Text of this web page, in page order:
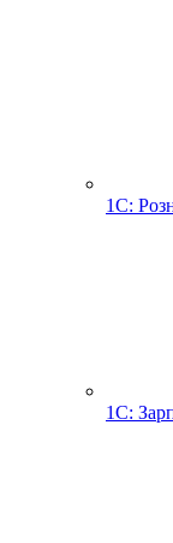
1С:
1С: